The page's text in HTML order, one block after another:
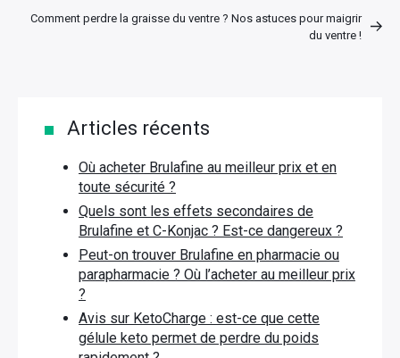
Comment perdre la graisse du ventre ? Nos astuces pour maigrir
du ventre !
Articles récents
Où acheter Brulafine au meilleur prix et en
toute sécurité ?
Quels sont les effets secondaires de
Brulafine et C-Konjac ? Est-ce dangereux ?
Peut-on trouver Brulafine en pharmacie ou
parapharmacie ? Où l’acheter au meilleur prix
?
Avis sur KetoCharge : est-ce que cette
gélule keto permet de perdre du poids